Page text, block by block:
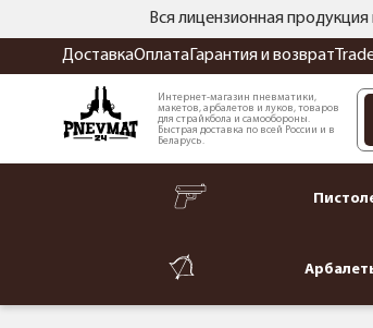
Вся лицензионная
ДоставкаОплата Гарантия и возврат
Интернет-магазин пневматики,
макетов, арбалетов и луков, товаров
для страйкбола и самообороны.
Быстрая доставка по всей России и в
Беларусь.